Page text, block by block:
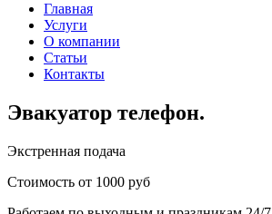
Главная
Услуги
О компании
Статьи
Контакты
Эвакуатор телефон.
Экстренная подача
Стоимость от 1000 руб